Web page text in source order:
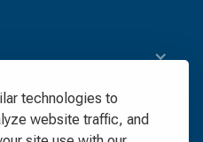
technologies to
website traffic, and